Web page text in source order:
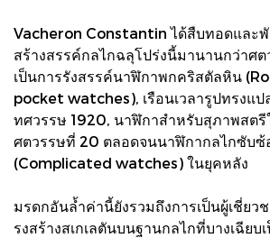
Vacheron Constantin ได้สืบทอดและ
สร้างสรรค์กลไกฉลุโปร่งนี้มานานกว่าศต
เป็นการรังสรรค์นาฬิกาพกคริสตัลหิน
pocket watches), เรือนเวลารูปทรงแ
ทศวรรษ 1920, นาฬิกาสำหรับสุภาพสตรี
ศตวรรษที่ 20 ตลอดจนนาฬิกากลไกซับซ้
(Complicated watches) ในยุคหลัง
มรดกอันล้ำค่านี้ยังรวมถึงการเป็นผู้เชี่ย
รงสร้างสเกเลตันบนฐานกลไกที่บางเฉียบ